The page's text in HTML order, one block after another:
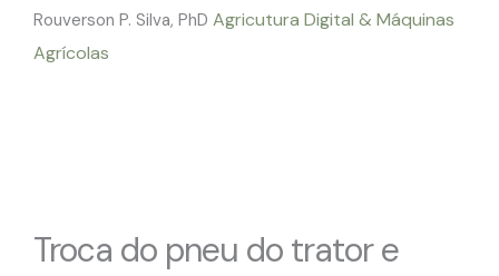
Rouverson P. Silva, PhD Agricutura Digital & Máquinas
Agrícolas
Troca do pneu do trator e